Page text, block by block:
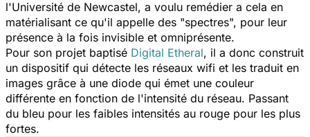
l'Université de Newcastel, a voulu remédier a cela en
matérialisant ce qu'il appelle des "spectres", pour leur
présence à la fois invisible et omniprésente.
Pour son projet baptisé Digital Etheral, il a donc construit
un dispositif qui détecte les réseaux wifi et les traduit en
images grâce à une diode qui émet une couleur
différente en fonction de l'intensité du réseau. Passant
du bleu pour les faibles intensités au rouge pour les plus
fortes.